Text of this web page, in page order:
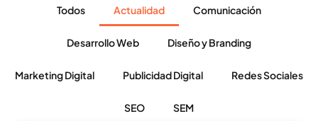
Todos Actualidad Comunicación
Desarrollo Web Diseño y Branding
Marketing Digital Publicidad Digital Redes Sociales
SEO SEM